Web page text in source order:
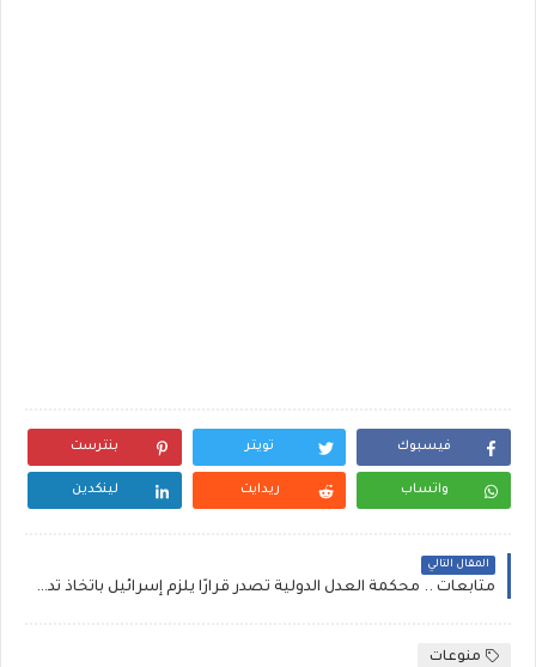
فيسبوك تويتر بنترست
واتساب ريدايت لينكدين
المقال التالي
متابعات .. محكمة العدل الدولية تصدر قرارًا يلزم إسرائيل باتخاذ تدابير لمنع الإبادة الجماعية للفلسطينيين
منوعات